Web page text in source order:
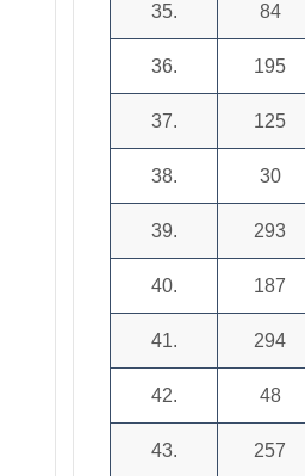
35. 84
36. 195
37. 125
38. 30
39. 293
40. 187
41. 294
42. 48
43. 257